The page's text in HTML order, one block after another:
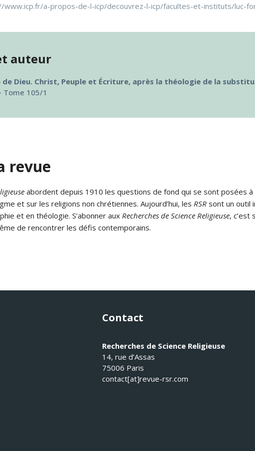
www.icp.fr/a-propos-de-l-icp/decouvrez-l-icp/facultes-et-instituts/luc-
auteur
de Dieu. Christ, Peuple et Écriture, après la théologie de la
Tome 105/1
revue
abordent depuis 1910 les questions de fond qui se sont posées
et sur les religions non chrétiennes. Aujourd’hui, les RSR sont un outil
et en théologie. S’abonner aux Recherches de Science Religieuse, c’est
de rencontrer les défis contemporains.
Contact
Recherches de Science Religieuse
14, rue d’Assas
75006 Paris
contact[at]revue-rsr.com